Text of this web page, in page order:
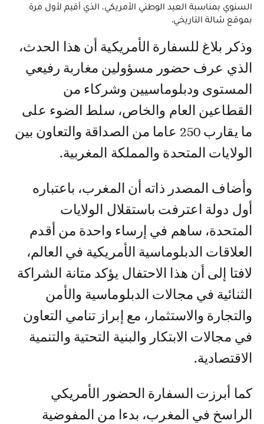
السنوي بمناسبة العيد الوطني الأمريكي، الذي أقيم لأول مرة
بموقع شالة التاريخي.
وذكر بلاغ للسفارة الأمريكية أن هذا الحدث،
الذي عرف حضور مسؤولين مغاربة رفيعي
المستوى ودبلوماسيين وشركاء من
القطاعين العام والخاص، سلط الضوء على
ما يقارب 250 عاما من الصداقة والتعاون بين
الولايات المتحدة والمملكة المغربية.
وأضاف المصدر ذاته أن المغرب، باعتباره
أول دولة اعترفت باستقلال الولايات
المتحدة، ساهم في إرساء واحدة من أقدم
العلاقات الدبلوماسية الأمريكية في العالم،
لافتا إلى أن هذا الاحتفال يؤكد متانة الشراكة
الثنائية في مجالات الدبلوماسية والأمن
والتجارة والاستثمار، مع إبراز تنامي التعاون
في مجالات الابتكار والبنية التحتية والتنمية
الاقتصادية.
كما أبرزت السفارة الحضور الأمريكي
الراسخ في المغرب، بدءا من المفوضية